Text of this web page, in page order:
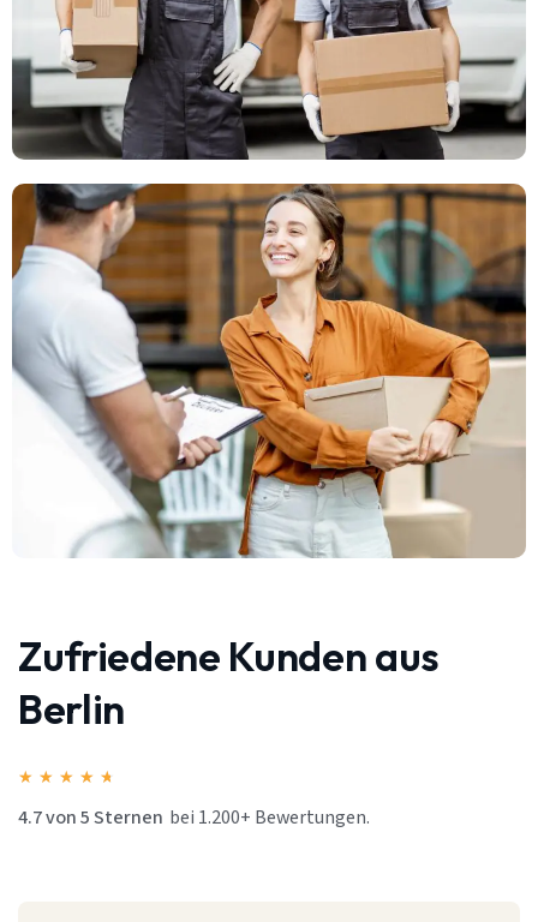
Zufriedene Kunden aus
Berlin
★ ★ ★ ★ ★
4.7 von 5 Sternen bei 1.200+ Bewertungen.